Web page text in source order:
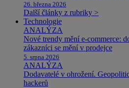
26. března 2026
Další články z rubriky >
Technologie
ANALÝZA
Nové trendy mění e-commerce:
zákazníci se mění v prodejce
5. srpna 2026
ANALÝZA
Dodavatelé v ohrožení.
hackerů